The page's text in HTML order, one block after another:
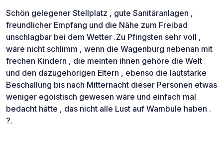
Schön gelegener Stellplatz , gute Sanitäranlagen ,
freundlicher Empfang und die Nähe zum Freibad
unschlagbar bei dem Wetter .Zu Pfingsten sehr voll ,
wäre nicht schlimm , wenn die Wagenburg nebenan mit
frechen Kindern , die meinten ihnen gehöre die Welt
und den dazugehörigen Eltern , ebenso die lautstarke
Beschallung bis nach Mitternacht dieser Personen etwas
weniger egoistisch gewesen wäre und einfach mal
bedacht hätte , das nicht alle Lust auf Wambule haben .
?.